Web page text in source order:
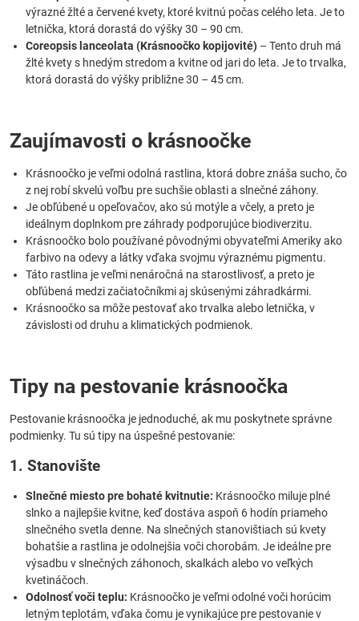
výrazné žlté a červené kvety, ktoré kvitnú počas celého leta. Je to
letnička, ktorá dorastá do výšky 30 – 90 cm.
Coreopsis lanceolata (Krásnoočko kopijovité) – Tento druh má
žlté kvety s hnedým stredom a kvitne od jari do leta. Je to trvalka,
ktorá dorastá do výšky približne 30 – 45 cm.
Zaujímavosti o krásnoočke
Krásnoočko je veľmi odolná rastlina, ktorá dobre znáša sucho, čo
z nej robí skvelú voľbu pre suchšie oblasti a slnečné záhony.
Je obľúbené u opeľovačov, ako sú motýle a včely, a preto je
ideálnym doplnkom pre záhrady podporujúce biodiverzitu.
Krásnoočko bolo používané pôvodnými obyvateľmi Ameriky ako
farbivo na odevy a látky vďaka svojmu výraznému pigmentu.
Táto rastlina je veľmi nenáročná na starostlivosť, a preto je
obľúbená medzi začiatočníkmi aj skúsenými záhradkármi.
Krásnoočko sa môže pestovať ako trvalka alebo letnička, v
závislosti od druhu a klimatických podmienok.
Tipy na pestovanie krásnoočka
Pestovanie krásnoočka je jednoduché, ak mu poskytnete správne
podmienky. Tu sú tipy na úspešné pestovanie:
1. Stanovište
Slnečné miesto pre bohaté kvitnutie: Krásnoočko miluje plné
slnko a najlepšie kvitne, keď dostáva aspoň 6 hodín priameho
slnečného svetla denne. Na slnečných stanovištiach sú kvety
bohatšie a rastlina je odolnejšia voči chorobám. Je ideálne pre
výsadbu v slnečných záhonoch, skalkách alebo vo veľkých
kvetináčoch.
Odolnosť voči teplu: Krásnoočko je veľmi odolné voči horúcim
letným teplotám, vďaka čomu je vynikajúce pre pestovanie v